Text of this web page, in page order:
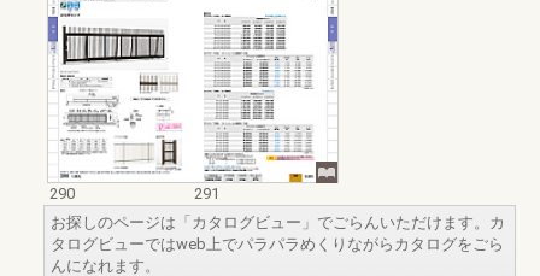
290
291
お探しのページは「カタログビュー」でごらんいただけます。カ
タログビューではweb上でパラパラめくりながらカタログをごら
んになれます。